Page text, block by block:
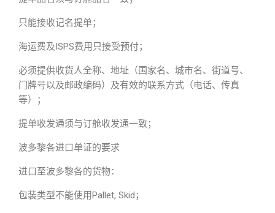
只能接收记名提单；
海运费及ISPS费用只接受预付；
必须提供收货人全称、地址（国家名、城市名、街道号、
门牌号以及邮政编码）及有效的联系方式（电话、传真
等）；
提单收发通须与订舱收发通一致；
波多黎各进口单证的要求
进口至波多黎各的货物：
包装类型不能使用Pallet, Skid；